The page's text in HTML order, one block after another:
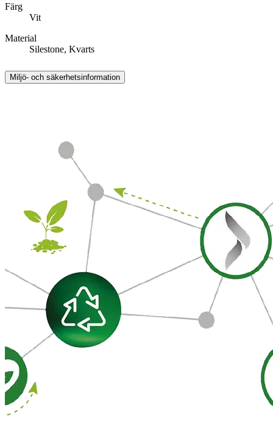
Färg
Vit
Material
Silestone, Kvarts
Miljö- och säkerhetsinformation